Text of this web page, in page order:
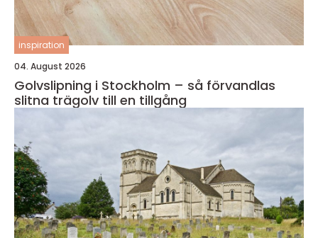
inspiration
04. August 2026
Golvslipning i Stockholm – så förvandlas
slitna trägolv till en tillgång